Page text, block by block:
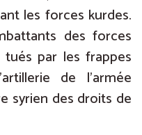
les forces kurdes.
des forces
par les frappes
de l’armée
syrien des droits de